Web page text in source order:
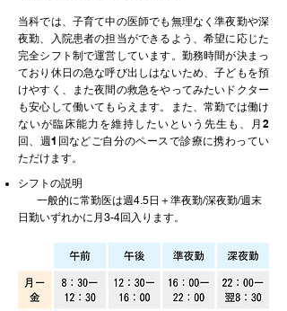
当科では、子育て中の医師でも無理なく準夜勤や深
夜勤、入院患者の担当ができるよう、希望に応じた
完全シフト制で運営しています。勤務時間が決まっ
ており休日の急な呼び出しはないため、子どもを預
けやすく、また夜間の救急をやってみたいドクター
も安心して働いてもらえます。また、常勤では働け
ないが臨床能力を維持したいという先生も、月2
回、週1回などご自分のペースで診療に携わってい
ただけます。
シフトの説明
一般的に常勤医は週4.5日＋準夜勤/深夜勤/週末
日勤いずれかに月3-4回入ります。